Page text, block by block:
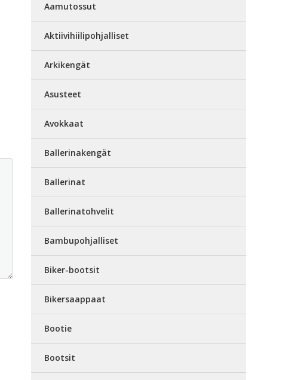
Aamutossut
Aktiivihiilipohjalliset
Arkikengät
Asusteet
Avokkaat
Ballerinakengät
Ballerinat
Ballerinatohvelit
Bambupohjalliset
Biker-bootsit
Bikersaappaat
Bootie
Bootsit